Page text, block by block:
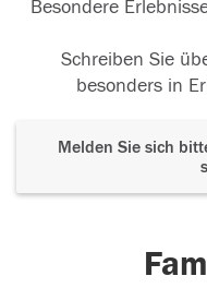
Besondere
Schreiben Sie
besonders in
Melden Sie sich